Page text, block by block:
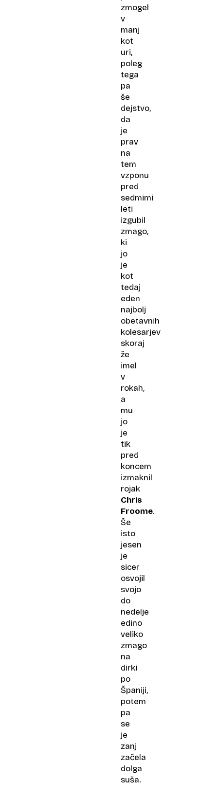
zmogel
v
manj
kot
uri,
poleg
tega
pa
še
dejstvo,
da
je
prav
na
tem
vzponu
pred
sedmimi
leti
izgubil
zmago,
ki
jo
je
kot
tedaj
eden
najbolj
obetavnih
kolesarjev
skoraj
že
imel
v
rokah,
a
mu
jo
je
tik
pred
koncem
izmaknil
rojak
Chris
Froome.
Še
isto
jesen
je
sicer
osvojil
svojo
do
nedelje
edino
veliko
zmago
na
dirki
po
Španiji,
potem
pa
se
je
zanj
začela
dolga
suša.